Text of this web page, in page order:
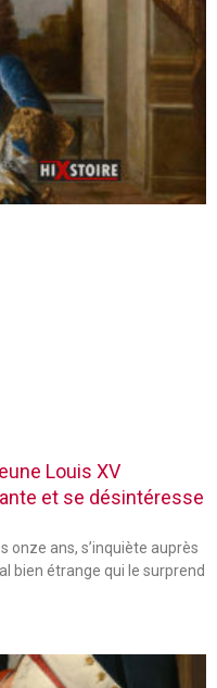
Louis XV
et se désintéresse
onze ans, s’inquiète auprès
bien étrange qui le surprend